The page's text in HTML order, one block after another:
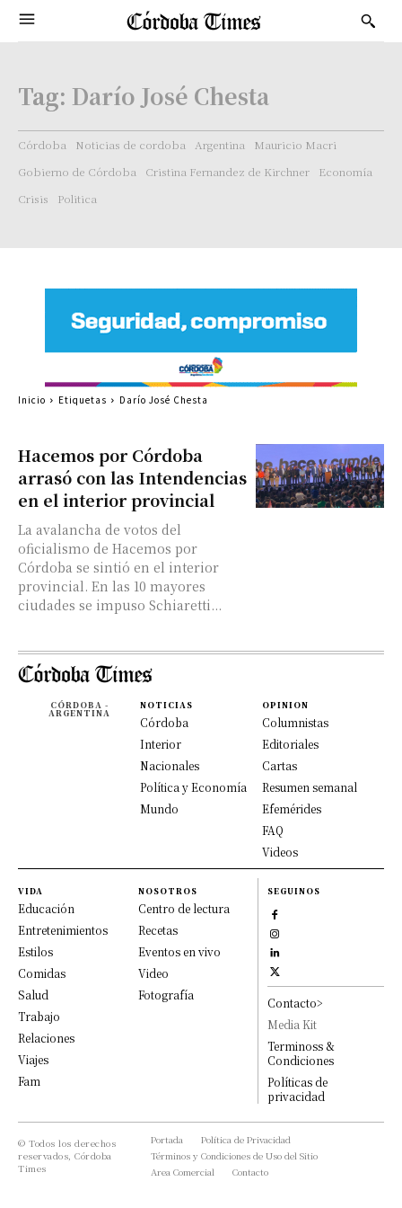
Tag: Darío José Chesta
Córdoba Noticias de cordoba Argentina
Mauricio Macri
Gobierno de Córdoba
Cristina Fernandez de Kirchner
Economía
Crisis
Politica
Hacemos por Córdoba
arrasó con las Intendencias
en el interior provincial
La avalancha de votos del
oficialismo de Hacemos por
Córdoba se sintió en el interior
provincial. En las 10 mayores
ciudades se impuso Schiaretti...
Inicio Etiquetas Darío José Chesta
CÓRDOBA -
ARGENTINA
NOTICIAS
Córdoba
Interior
Nacionales
Política y Economía
Mundo
OPINION
Columnistas
Editoriales
Cartas
Resumen semanal
Efemérides
FAQ
Videos
VIDA
Educación
Entretenimientos
Estilos
Comidas
Salud
Trabajo
Relaciones
Viajes
Fam
NOSOTROS
Centro de lectura
Recetas
Eventos en vivo
Video
Fotografía
SEGUINOS
Contacto>
Media Kit
Terminoss &
Condiciones
Políticas de
privacidad
© Todos los derechos
reservados, Córdoba
Times
Portada
Política de Privacidad
Términos y Condiciones de Uso del Sitio
Area Comercial
Contacto